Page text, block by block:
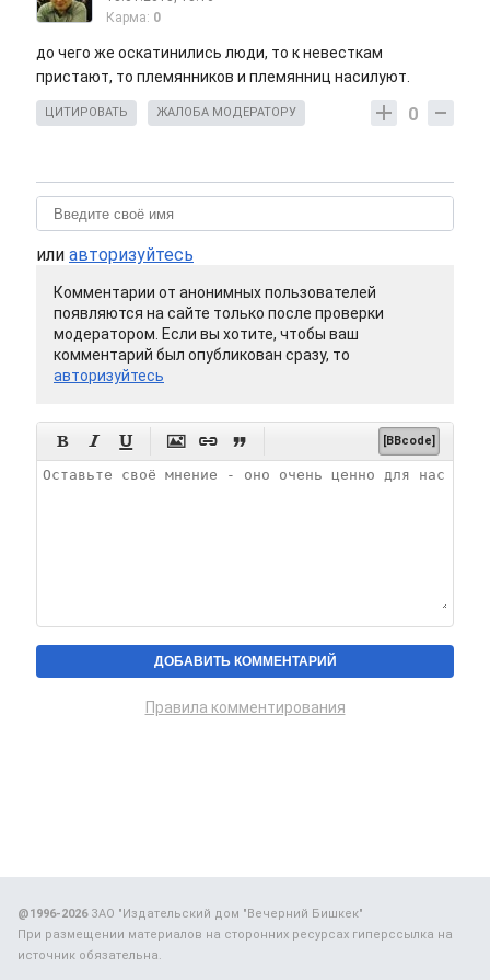
Карма: 0
до чего же оскатинились люди, то к невесткам
пристают, то племянников и племянниц насилуют.
0
ЦИТИРОВАТЬ ЖАЛОБА МОДЕРАТОРУ
или авторизуйтесь
Комментарии от анонимных пользователей
появляются на сайте только после проверки
модератором. Если вы хотите, чтобы ваш
комментарий был опубликован сразу, то
авторизуйтесь
      [BBcode]
Правила комментирования
@1996-2026ЗАО "Издательский дом "Вечерний Бишкек"
При размещении материалов на сторонних ресурсах гиперссылка на
источник обязательна.